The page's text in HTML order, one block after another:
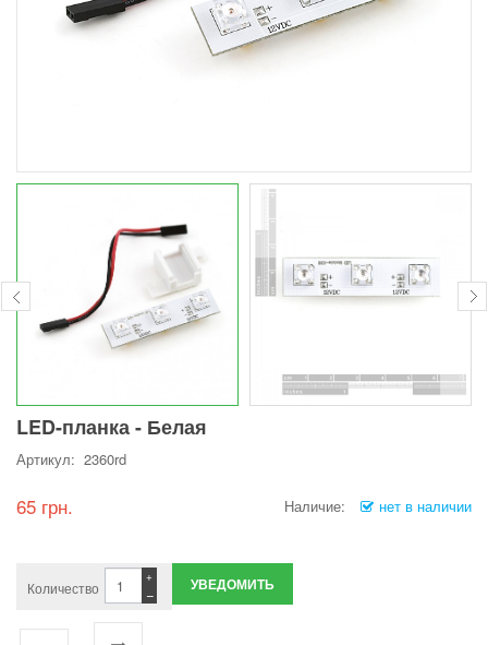
LED-планка - Белая
Артикул: 2360rd
65 грн. Наличие: нет в наличии
Количество −
+ УВЕДОМИТЬ